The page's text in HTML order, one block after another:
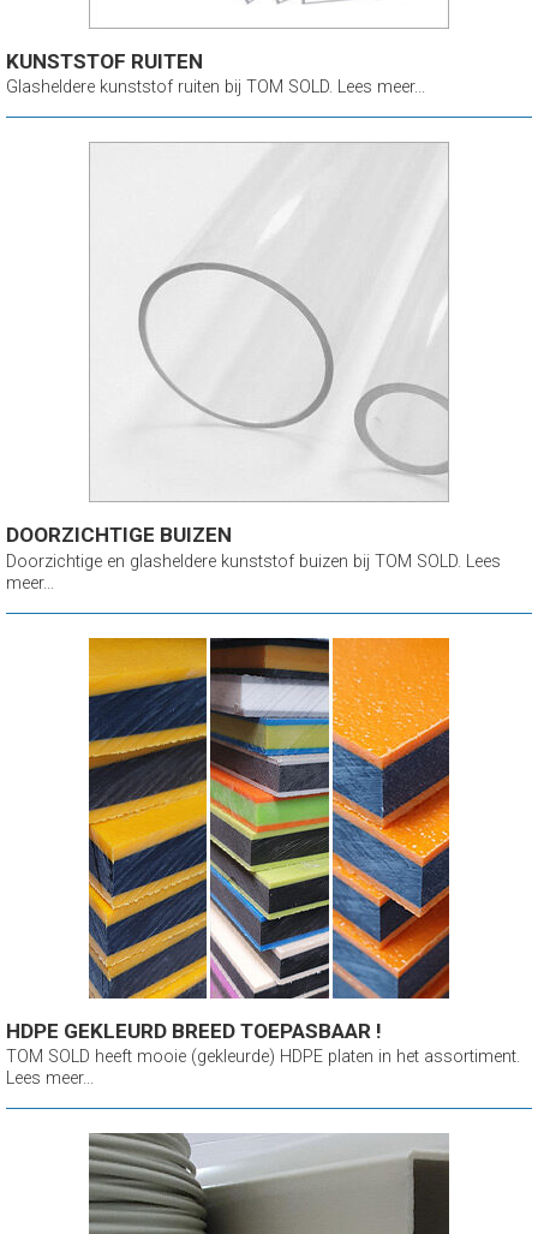
KUNSTSTOF RUITEN
Glasheldere kunststof ruiten bij TOM SOLD. Lees meer...
DOORZICHTIGE BUIZEN
Doorzichtige en glasheldere kunststof buizen bij TOM SOLD. Lees
meer...
HDPE GEKLEURD BREED TOEPASBAAR !
TOM SOLD heeft mooie (gekleurde) HDPE platen in het assortiment.
Lees meer...